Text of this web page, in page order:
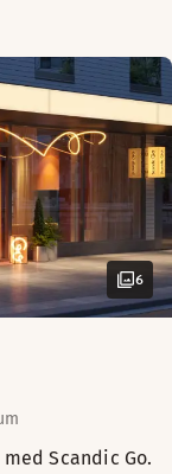
6
Scandic Go.